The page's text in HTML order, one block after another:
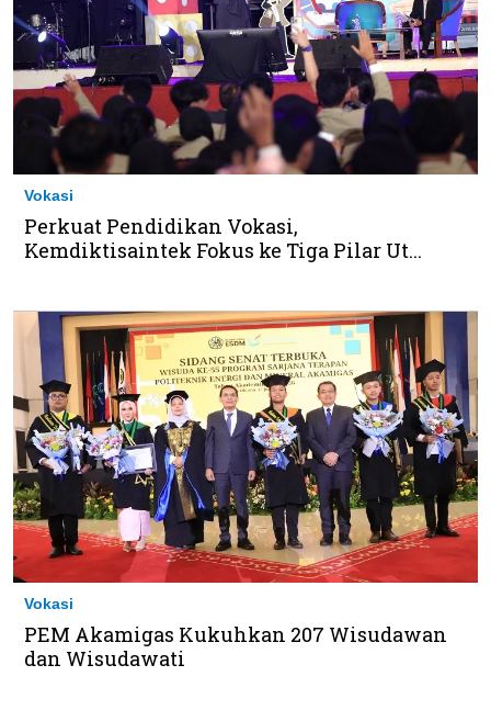
Vokasi
Perkuat Pendidikan Vokasi,
Kemdiktisaintek Fokus ke Tiga Pilar Ut...
Vokasi
PEM Akamigas Kukuhkan 207 Wisudawan
dan Wisudawati